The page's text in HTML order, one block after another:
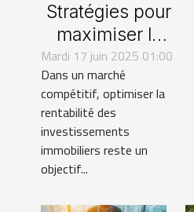
Stratégies pour
maximiser la
rentabilité de
vos
investissements
immobiliers
Mardi 17 juin 2025 01:00
Dans un marché
compétitif, optimiser la
rentabilité des
investissements
immobiliers reste un
objectif...